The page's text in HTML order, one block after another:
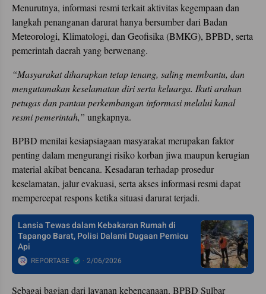
Menurutnya, informasi resmi terkait aktivitas kegempaan dan
langkah penanganan darurat hanya bersumber dari Badan
Meteorologi, Klimatologi, dan Geofisika (BMKG), BPBD, serta
pemerintah daerah yang berwenang.
“Masyarakat diharapkan tetap tenang, saling membantu, dan
mengutamakan keselamatan diri serta keluarga. Ikuti arahan
petugas dan pantau perkembangan informasi melalui kanal
resmi pemerintah,” ungkapnya.
BPBD menilai kesiapsiagaan masyarakat merupakan faktor
penting dalam mengurangi risiko korban jiwa maupun kerugian
material akibat bencana. Kesadaran terhadap prosedur
keselamatan, jalur evakuasi, serta akses informasi resmi dapat
mempercepat respons ketika situasi darurat terjadi.
Lansia Tewas dalam Kebakaran Rumah di
Tapango Barat, Polisi Dalami Dugaan Pemicu
Api
REPORTASE 2/06/2026
Sebagai bagian dari layanan kebencanaan, BPBD Sulbar